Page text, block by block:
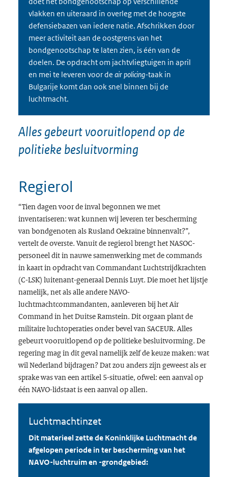
vlakken en uiteraard in overleg met de hoogste
defensiebazen van iedere natie. Afschrikken door
meer activiteit aan de oostgrens van het
bondgenootschap te laten zien, is één van de
doelen. De opdracht om jachtvliegtuigen in april
en mei te leveren voor de air policing-taak in
Bulgarije komt dan ook snel binnen bij de
luchtmacht.
Alles gebeurt vooruitlopend op de
politieke besluitvorming
Regierol
“Tien dagen voor de inval begonnen we met
inventariseren: wat kunnen wij leveren ter bescherming
van bondgenoten als Rusland Oekraïne binnenvalt?”,
vertelt de overste. Vanuit de regierol brengt het NASOC-
personeel dit in nauwe samenwerking met de commands
in kaart in opdracht van Commandant Luchtstrijdkrachten
(C-LSK) luitenant-generaal Dennis Luyt. Die moet het lijstje
namelijk, net als alle andere NAVO-
luchtmachtcommandanten, aanleveren bij het Air
Command in het Duitse Ramstein. Dit orgaan plant de
militaire luchtoperaties onder bevel van SACEUR. Alles
gebeurt vooruitlopend op de politieke besluitvorming. De
regering mag in dit geval namelijk zelf de keuze maken: wat
wil Nederland bijdragen? Dat zou anders zijn geweest als er
sprake was van een artikel 5-situatie, ofwel: een aanval op
één NAVO-lidstaat is een aanval op allen.
Luchtmachtinzet
Dit materieel zette de Koninklijke Luchtmacht de
afgelopen periode in ter bescherming van het
NAVO-luchtruim en -grondgebied: